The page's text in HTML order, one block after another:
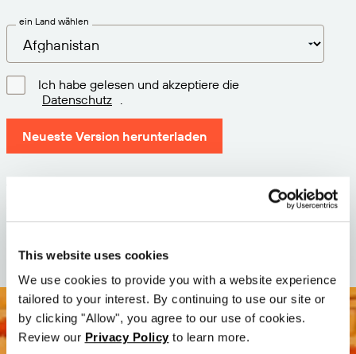
This website uses cookies
We use cookies to provide you with a website experience
tailored to your interest. By continuing to use our site or
by clicking "Allow", you agree to our use of cookies.
Review our Privacy Policy to learn more.
ein Land wählen
Ich habe gelesen und akzeptiere die
Datenschutz
Neueste Version herunterladen
Datum: 2026-05-05